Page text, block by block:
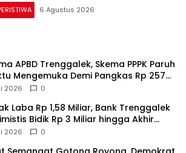
6 Agustus 2026
APBD Trenggalek, Skema PPPK Paruh
Mengemuka Demi Pangkas Rp 257
2026 0
Laba Rp 1,58 Miliar, Bank Trenggalek
Bidik Rp 3 Miliar hingga Akhir
2026 0